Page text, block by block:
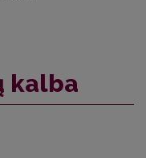
kalba